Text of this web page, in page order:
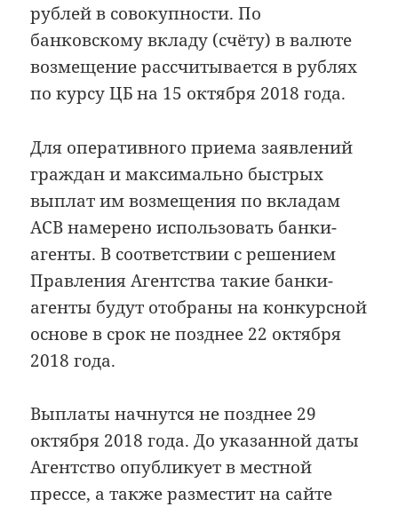
рублей в совокупности. По
банковскому вкладу (счёту) в валюте
возмещение рассчитывается в рублях
по курсу ЦБ на 15 октября 2018 года.
Для оперативного приема заявлений
граждан и максимально быстрых
выплат им возмещения по вкладам
АСВ намерено использовать банки-
агенты. В соответствии с решением
Правления Агентства такие банки-
агенты будут отобраны на конкурсной
основе в срок не позднее 22 октября
2018 года.
Выплаты начнутся не позднее 29
октября 2018 года. До указанной даты
Агентство опубликует в местной
прессе, а также разместит на сайте